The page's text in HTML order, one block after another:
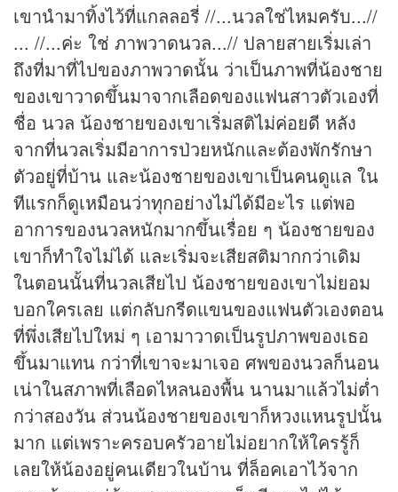
เขานำมาทิ้งไว้ที่แกลลอรี่ //...นวลใช่ไหมครับ...//
... //...ค่ะ ใช่ ภาพวาดนวล...// ปลายสายเริ่มเล่า
ถึงที่มาที่ไปของภาพวาดนั้น ว่าเป็นภาพที่น้องชาย
ของเขาวาดขึ้นมาจากเลือดของแฟนสาวตัวเองที่
ชื่อ นวล น้องชายของเขาเริ่มสติไม่ค่อยดี หลัง
จากที่นวลเริ่มมีอาการป่วยหนักและต้องพักรักษา
ตัวอยู่ที่บ้าน และน้องชายของเขาเป็นคนดูแล ใน
ทีแรกก็ดูเหมือนว่าทุกอย่างไม่ได้มีอะไร แต่พอ
อาการของนวลหนักมากขึ้นเรื่อย ๆ น้องชายของ
เขาก็ทำใจไม่ได้ และเริ่มจะเสียสติมากกว่าเดิม
ในตอนนั้นที่นวลเสียไป น้องชายของเขาไม่ยอม
บอกใครเลย แต่กลับกรีดแขนของแฟนตัวเองตอน
ที่พึ่งเสียไปใหม่ ๆ เอามาวาดเป็นรูปภาพของเธอ
ขึ้นมาแทน กว่าที่เขาจะมาเจอ ศพของนวลก็นอน
เน่าในสภาพที่เลือดไหลนองพื้น นานมาแล้วไม่ต่ำ
กว่าสองวัน ส่วนน้องชายของเขาก็หวงแหนรูปนั้น
มาก แต่เพราะครอบครัวอายไม่อยากให้ใครรู้ก็
เลยให้น้องอยู่คนเดียวในบ้าน ที่ล็อคเอาไว้จาก